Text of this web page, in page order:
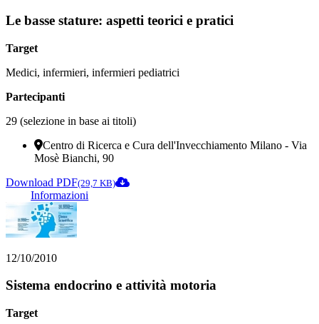
Le basse stature: aspetti teorici e pratici
Target
Medici, infermieri, infermieri pediatrici
Partecipanti
29 (selezione in base ai titoli)
Centro di Ricerca e Cura dell'Invecchiamento Milano - Via
Mosè Bianchi, 90
Download PDF(29,7 KB)
Informazioni
12/10/2010
Sistema endocrino e attività motoria
Target